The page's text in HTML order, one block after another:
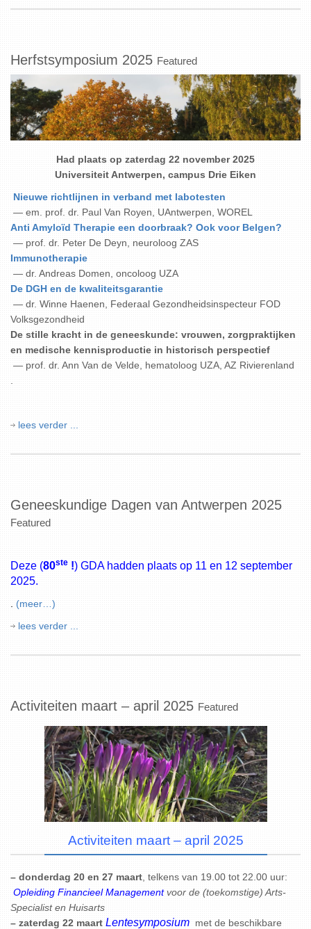
Herfstsymposium 2025 Featured
Had plaats op zaterdag 22 november 2025
Universiteit Antwerpen, campus Drie Eiken
Nieuwe richtlijnen in verband met labotesten
— em. prof. dr. Paul Van Royen, UAntwerpen, WOREL
Anti Amyloïd Therapie een doorbraak? Ook voor Belgen?
— prof. dr. Peter De Deyn, neuroloog ZAS
Immunotherapie
— dr. Andreas Domen, oncoloog UZA
De DGH en de kwaliteitsgarantie
— dr. Winne Haenen, Federaal Gezondheidsinspecteur FOD
Volksgezondheid
De stille kracht in de geneeskunde: vrouwen, zorgpraktijken
en medische kennisproductie in historisch perspectief
— prof. dr. Ann Van de Velde, hematoloog UZA, AZ Rivierenland
.
lees verder ...
Geneeskundige Dagen van Antwerpen 2025
Featured
Deze (80ste !) GDA hadden plaats op 11 en 12 september
2025.
. (meer…)
lees verder ...
Activiteiten maart – april 2025 Featured
Activiteiten maart – april 2025
– donderdag 20 en 27 maart , telkens van 19.00 tot 22.00 uur:
Opleiding Financieel Managementvoor de (toekomstige) Arts-
Specialist en Huisarts
– zaterdag 22 maart Lentesymposium met de beschikbare